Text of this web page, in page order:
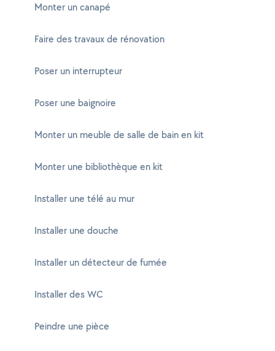
Monter un canapé
Faire des travaux de rénovation
Poser un interrupteur
Poser une baignoire
Monter un meuble de salle de bain en kit
Monter une bibliothèque en kit
Installer une télé au mur
Installer une douche
Installer un détecteur de fumée
Installer des WC
Peindre une pièce